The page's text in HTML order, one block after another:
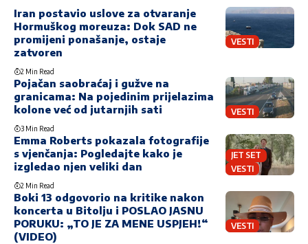
VESTI
Iran postavio uslove za otvaranje
Hormuškog moreuza: Dok SAD ne
promijeni ponašanje, ostaje
zatvoren
2 Min Read
VESTI
Pojačan saobraćaj i gužve na
granicama: Na pojedinim prijelazima
kolone već od jutarnjih sati
3 Min Read
JET SET
VESTI
Emma Roberts pokazala fotografije
s vjenčanja: Pogledajte kako je
izgledao njen veliki dan
2 Min Read
VESTI
Boki 13 odgovorio na kritike nakon
koncerta u Bitolju i POSLAO JASNU
PORUKU: „TO JE ZA MENE USPJEH!“
(VIDEO)